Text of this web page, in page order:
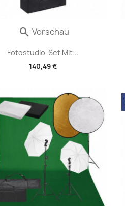
Fotostudio-Set Mit...
140,49 €
 Vorschau